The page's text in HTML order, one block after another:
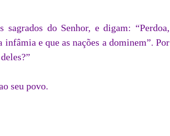
do Senhor, e digam: “Perdoa,
infâmia e que as nações a dominem”. Por
seu povo.